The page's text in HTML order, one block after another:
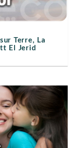
Terre, La
El Jerid